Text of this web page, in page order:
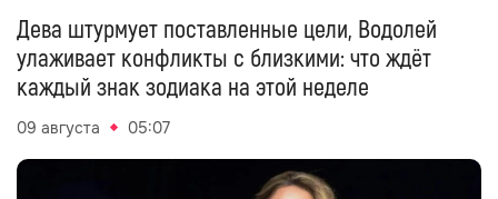
Дева штурмует поставленные цели, Водолей
улаживает конфликты с близкими: что ждёт
каждый знак зодиака на этой неделе
09 августа 05:07